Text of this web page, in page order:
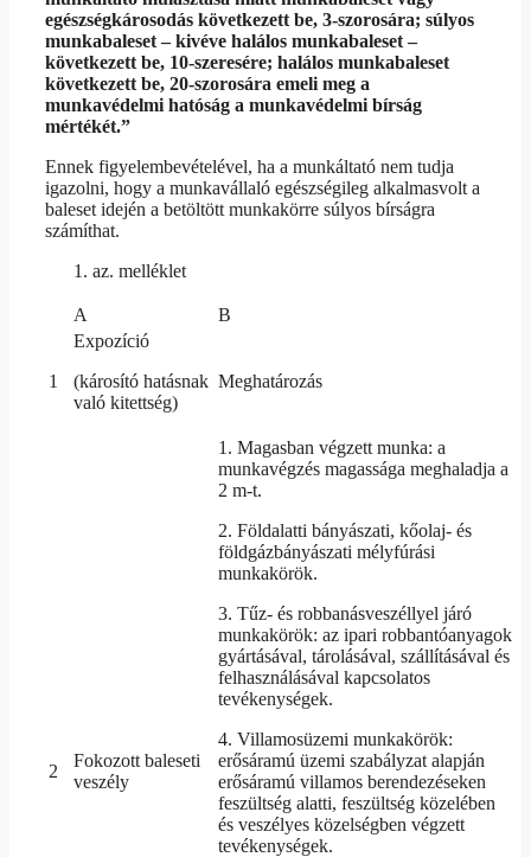
egészségkárosodás következett be, 3-szorosára; súlyos
munkabaleset – kivéve halálos munkabaleset –
következett be, 10-szeresére; halálos munkabaleset
következett be, 20-szorosára emeli meg a
munkavédelmi hatóság a munkavédelmi bírság
mértékét.”
Ennek figyelembevételével, ha a munkáltató nem tudja
igazolni, hogy a munkavállaló egészségileg alkalmasvolt a
baleset idején a betöltött munkakörre súlyos bírságra
számíthat.
az. melléklet
A B
1
Expozíció
(károsító hatásnak
való kitettség)
Meghatározás
2
Fokozott baleseti
veszély
1. Magasban végzett munka: a
munkavégzés magassága meghaladja a
2 m-t.
2. Földalatti bányászati, kőolaj- és
földgázbányászati mélyfúrási
munkakörök.
3. Tűz- és robbanásveszéllyel járó
munkakörök: az ipari robbantóanyagok
gyártásával, tárolásával, szállításával és
felhasználásával kapcsolatos
tevékenységek.
4. Villamosüzemi munkakörök:
erősáramú üzemi szabályzat alapján
erősáramú villamos berendezéseken
feszültség alatti, feszültség közelében
és veszélyes közelségben végzett
tevékenységek.